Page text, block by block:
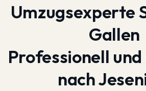
Umzugsexperte
Gallen
Professionell
nach